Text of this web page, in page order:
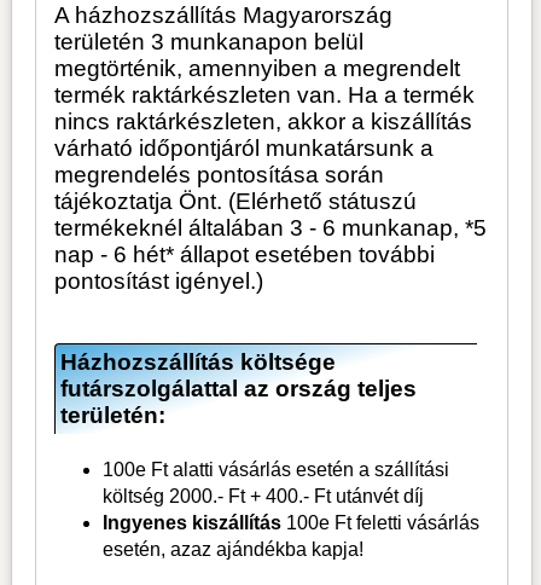
A házhozszállítás Magyarország
területén 3 munkanapon belül
megtörténik, amennyiben a megrendelt
termék raktárkészleten van. Ha a termék
nincs raktárkészleten, akkor a kiszállítás
várható időpontjáról munkatársunk a
megrendelés pontosítása során
tájékoztatja Önt. (Elérhető státuszú
termékeknél általában 3 - 6 munkanap, *5
nap - 6 hét* állapot esetében további
pontosítást igényel.)
Házhozszállítás költsége
futárszolgálattal az ország teljes
területén:
100e Ft alatti vásárlás esetén a szállítási
költség 2000.- Ft + 400.- Ft utánvét díj
Ingyenes kiszállítás 100e Ft feletti vásárlás
esetén, azaz ajándékba kapja!